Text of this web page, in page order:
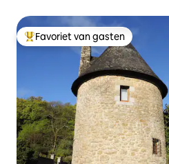
Topfavoriet van gasten
Favoriet van gasten